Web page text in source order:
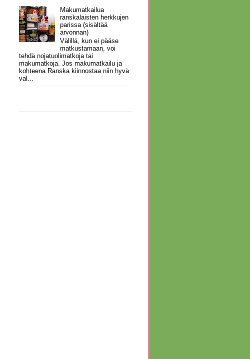
Makumatkailua
ranskalaisten herkkujen
parissa (sisältää
arvonnan)
Välillä, kun ei pääse
matkustamaan, voi
tehdä nojatuolimatkoja tai
makumatkoja. Jos makumatkailu ja
kohteena Ranska kiinnostaa niin hyvä
val...